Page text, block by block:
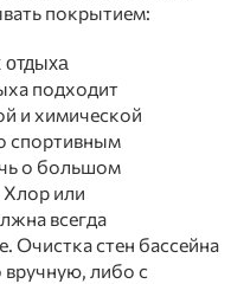
покрытием:
отдыха
подходит
и химической
спортивным
о большом
или
всегда
Очистка стен бассейна
либо с